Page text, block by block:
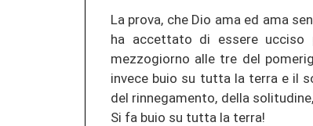
La prova, che Dio ama ed ama
ha accettato di essere
mezzogiorno alle tre del
invece buio su tutta la terra e il
del rinnegamento, della
Si fa buio su tutta la terra!